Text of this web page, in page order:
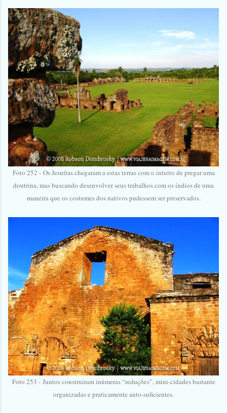
Foto 252 - Os Jesuítas chegaram a estas terras com o intuito de pregar uma
doutrina, mas buscando desenvolver seus trabalhos com os índios de uma
maneira que os costumes dos nativos pudessem ser preservados.
Foto 253 - Juntos construíram inúmeras “reduções”, mini-cidades bastante
organizadas e praticamente auto-suficientes.